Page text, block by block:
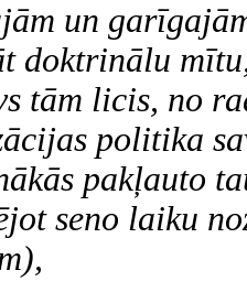
un
doktrinālu
tām licis, no
politika
pakļauto
seno laiku